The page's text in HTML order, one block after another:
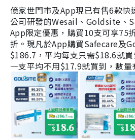
億家世門市及App現已有售6款快
公司研發的Wesail、Goldsite、
App限定優惠，購買10支可享75
折。現凡於App購買Safecare及
$186.7，平均每支只需$18.6就
一支平均不用$17.9就買到，數量